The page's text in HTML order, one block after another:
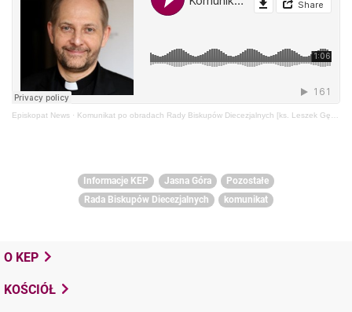
Episkopat News · Komunikat po obradach Rady Biskupów Diecezjalnych [ks. Leszek Gęsiak SJ, rzecznik KEP]
Informacje KEP Jasna Góra
Pozostałe
Rada Biskupów Diecezjalnych
komunikat
O KEP
KOŚCIÓŁ